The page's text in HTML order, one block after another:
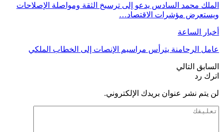
الملك محمد السادس يدعو إلى ترسيخ الثقة ومواصلة الإصلاحات
ويستعرض مؤشرات الاقتصاد…
أخبار الساعة
عامل الرحامنة يترأس مراسيم الإنصات إلى الخطاب الملكي
السابق التالي
اترك رد
لن يتم نشر عنوان بريدك الإلكتروني.